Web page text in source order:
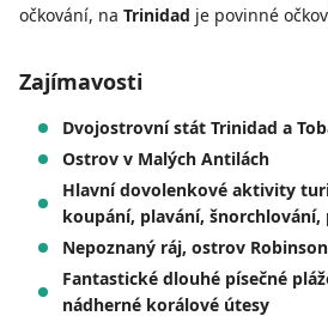
očkování, na Trinidad je povinné
Zajímavosti
Dvojostrovní stát Trinidad a
Ostrov v Malých Antilách
Hlavní dovolenkové aktivity
koupání, plavání, šnorchlování,
Nepoznaný ráj, ostrov
Fantastické dlouhé písečné
nádherné korálové útesy